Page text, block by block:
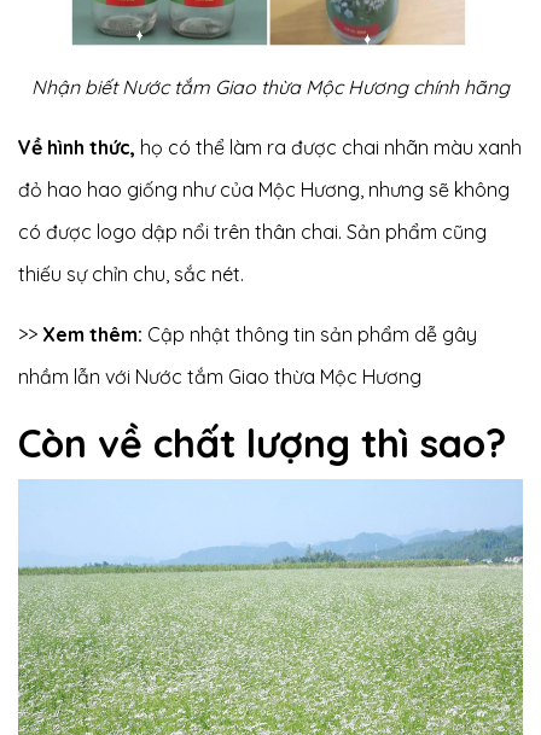
Nhận biết Nước tắm Giao thừa Mộc Hương chính hãng
Về hình thức, họ có thể làm ra được chai nhãn màu xanh
đỏ hao hao giống như của Mộc Hương, nhưng sẽ không
có được logo dập nổi trên thân chai. Sản phẩm cũng
thiếu sự chỉn chu, sắc nét.
>> Xem thêm: Cập nhật thông tin sản phẩm dễ gây
nhầm lẫn với Nước tắm Giao thừa Mộc Hương
Còn về chất lượng thì sao?